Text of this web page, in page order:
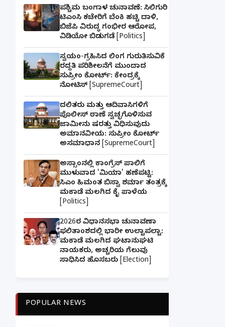
ಪಶ್ಚಿಮ ಬಂಗಾಳ ಚುನಾವಣೆ: ಸಿಲಿಗುರಿ
ಟಿಎಂಸಿ ಕಚೇರಿಗೆ ಬೆಂಕಿ ಹಚ್ಚಿ ದಾಳಿ,
ಬಿಜೆಪಿ ವಿರುದ್ಧ ಗಂಭೀರ ಆರೋಪ,
ವಿಡಿಯೋ ಬಿಡುಗಡೆ [Politics]
ಸ್ವಯಂ-ಗ್ರಹಿಸಿದ ಲಿಂಗ ಗುರುತಿಸುವಿಕೆ
ರದ್ದತಿ ಪರಿಶೀಲನೆಗೆ ಮುಂದಾದ
ಸುಪ್ರೀಂ ಕೋರ್ಟ್: ಕೇಂದ್ರಕ್ಕೆ
ನೋಟಿಸ್ [SupremeCourt]
ದಲಿತರು ಮತ್ತು ಆದಿವಾಸಿಗಳಿಗೆ
ಪೊಲೀಸ್ ಠಾಣೆ ಸ್ವಚ್ಛಗೊಳಿಸುವ
ಜಾಮೀನು ಷರತ್ತು ವಿಧಿಸುವುದು
ಅಮಾನವೀಯ: ಸುಪ್ರೀಂ ಕೋರ್ಟ್
ಅಸಮಾಧಾನ [SupremeCourt]
ಅಸ್ಸಾಂನಲ್ಲಿ ಕಾಂಗ್ರೆಸ್ ಪಾಲಿಗೆ
ಮುಳುವಾದ 'ಮಿಯಾ' ಹಣೆಪಟ್ಟಿ:
ಸಿಎಂ ಹಿಮಂತ ಬಿಸ್ವಾ ಶರ್ಮಾ ತಂತ್ರಕ್ಕೆ
ಮಕಾಡೆ ಮಲಗಿದ ಕೈ ಪಾಳೆಯ
[Politics]
2026ರ ವಿಧಾನಸಭಾ ಚುನಾವಣಾ
ಫಲಿತಾಂಶದಲ್ಲಿ ಭಾರೀ ಉಲ್ಟಾಪಲ್ಟಾ:
ಮಕಾಡೆ ಮಲಗಿದ ಘಟಾನುಘಟಿ
ನಾಯಕರು, ಅಚ್ಚರಿಯ ಗೆಲುವು
ಸಾಧಿಸಿದ ಹೊಸಬರು [Election]
POPULAR NEWS